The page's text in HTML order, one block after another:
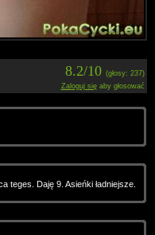
8.2/10 (głosy: 237)
Zaloguj sięaby głosować
teges. Daję 9. Asieńki ładniejsze.